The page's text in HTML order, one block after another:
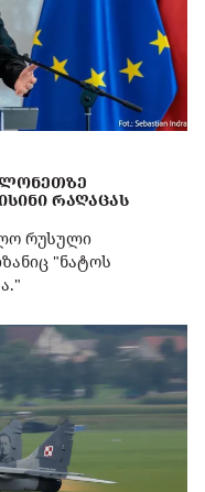
ᲠᲐᲦᲐᲪᲐᲡ
რუსული
"ნატოს